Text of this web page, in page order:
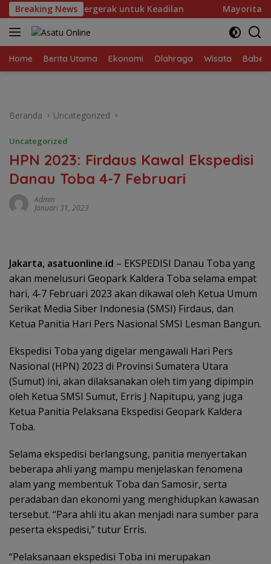
Langsung
ke
konten
Breaking News
Bersatu dan Bergerak untuk Keadilan Mayoritas
Home Berita Utama Ekonomi Olahraga Wisata Babel
Beranda Uncategorized
Uncategorized
HPN 2023: Firdaus Kawal Ekspedisi
Danau Toba 4-7 Februari
Admin
Januari 31, 2023
Jakarta, asatuonline.id – EKSPEDISI Danau Toba yang
akan menelusuri Geopark Kaldera Toba selama empat
hari, 4-7 Februari 2023 akan dikawal oleh Ketua Umum
Serikat Media Siber Indonesia (SMSI) Firdaus, dan
Ketua Panitia Hari Pers Nasional SMSI Lesman Bangun.
Ekspedisi Toba yang digelar mengawali Hari Pers
Nasional (HPN) 2023 di Provinsi Sumatera Utara
(Sumut) ini, akan dilaksanakan oleh tim yang dipimpin
oleh Ketua SMSI Sumut, Erris J Napitupu, yang juga
Ketua Panitia Pelaksana Ekspedisi Geopark Kaldera
Toba.
Selama ekspedisi berlangsung, panitia menyertakan
beberapa ahli yang mampu menjelaskan fenomena
alam yang membentuk Toba dan Samosir, serta
peradaban dan ekonomi yang menghidupkan kawasan
tersebut. “Para ahli itu akan menjadi nara sumber para
peserta ekspedisi,” tutur Erris.
“Pelaksanaan ekspedisi Toba ini merupakan